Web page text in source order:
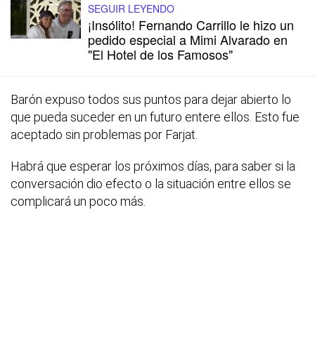
SEGUIR LEYENDO
¡Insólito! Fernando Carrillo le hizo un
pedido especial a Mimi Alvarado en
"El Hotel de los Famosos"
Barón expuso todos sus puntos para dejar abierto lo
que pueda suceder en un futuro entere ellos. Esto fue
aceptado sin problemas por Farjat.
Habrá que esperar los próximos días, para saber si la
conversación dio efecto o la situación entre ellos se
complicará un poco más.